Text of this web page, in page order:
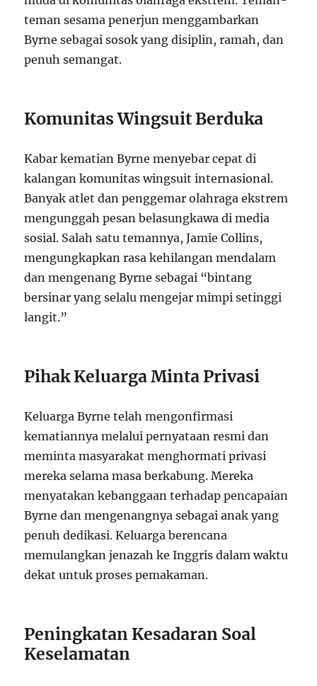
teman sesama penerjun menggambarkan
Byrne sebagai sosok yang disiplin, ramah, dan
penuh semangat.
Komunitas Wingsuit Berduka
Kabar kematian Byrne menyebar cepat di
kalangan komunitas wingsuit internasional.
Banyak atlet dan penggemar olahraga ekstrem
mengunggah pesan belasungkawa di media
sosial. Salah satu temannya, Jamie Collins,
mengungkapkan rasa kehilangan mendalam
dan mengenang Byrne sebagai “bintang
bersinar yang selalu mengejar mimpi setinggi
langit.”
Pihak Keluarga Minta Privasi
Keluarga Byrne telah mengonfirmasi
kematiannya melalui pernyataan resmi dan
meminta masyarakat menghormati privasi
mereka selama masa berkabung. Mereka
menyatakan kebanggaan terhadap pencapaian
Byrne dan mengenangnya sebagai anak yang
penuh dedikasi. Keluarga berencana
memulangkan jenazah ke Inggris dalam waktu
dekat untuk proses pemakaman.
Peningkatan Kesadaran Soal
Keselamatan